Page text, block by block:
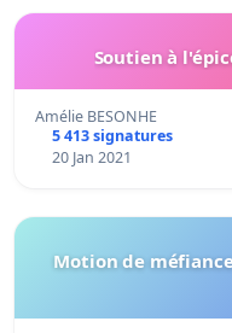
Soutien à
Amélie BESONHE
5 413 signatures
20 Jan 2021
Motion de